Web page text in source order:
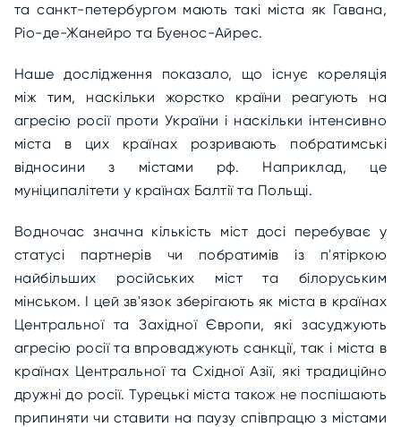
та санкт-петербургом мають такі міста як Гавана,
Ріо-де-Жанейро та Буенос-Айрес.
Наше дослідження показало, що існує кореляція
між тим, наскільки жорстко країни реагують на
агресію росії проти України і наскільки інтенсивно
міста в цих країнах розривають побратимські
відносини з містами рф. Наприклад, це
муніципалітети у країнах Балтії та Польщі.
Водночас значна кількість міст досі перебуває у
статусі партнерів чи побратимів із п'ятіркою
найбільших російських міст та білоруським
мінськом. І цей зв'язок зберігають як міста в країнах
Центральної та Західної Європи, які засуджують
агресію росії та впроваджують санкції, так і міста в
країнах Центральної та Східної Азії, які традиційно
дружні до росії. Турецькі міста також не поспішають
припиняти чи ставити на паузу співпрацю з містами